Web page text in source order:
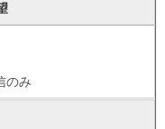
のみ